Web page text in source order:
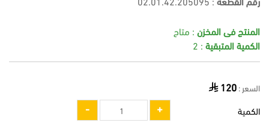
المنتج فى المخزن : متاح
الكمية المتبقية : 2
السعر :120
الكمية